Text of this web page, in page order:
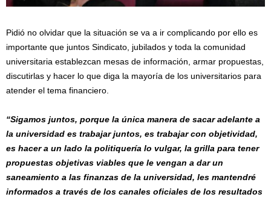
Pidió no olvidar que la situación se va a ir complicando por ello es
importante que juntos Sindicato, jubilados y toda la comunidad
universitaria establezcan mesas de información, armar propuestas,
discutirlas y hacer lo que diga la mayoría de los universitarios para
atender el tema financiero.
“Sigamos juntos, porque la única manera de sacar adelante a
la universidad es trabajar juntos, es trabajar con objetividad,
es hacer a un lado la politiquería lo vulgar, la grilla para tener
propuestas objetivas viables que le vengan a dar un
saneamiento a las finanzas de la universidad, les mantendré
informados a través de los canales oficiales de los resultados